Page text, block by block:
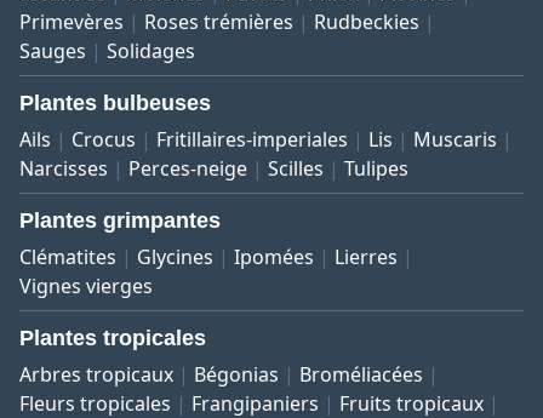
Primevères
Roses trémières
Rudbeckies
Sauges
Solidages
Plantes bulbeuses
Ails Crocus Fritillaires-imperiales Lis
Muscaris
Narcisses
Perces-neige Scilles Tulipes
Plantes grimpantes
Clématites Glycines Ipomées
Lierres
Vignes vierges
Plantes tropicales
Arbres tropicaux Bégonias
Broméliacées
Fleurs tropicales
Frangipaniers
Fruits tropicaux